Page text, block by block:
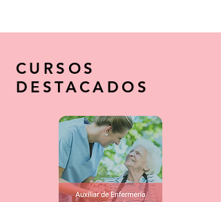
CURSOS
DESTACADOS